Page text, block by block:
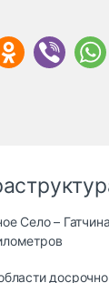
Село –